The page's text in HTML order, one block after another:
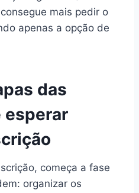
mais pedir o
apenas a opção de
das
esperar
começa a fase
organizar os